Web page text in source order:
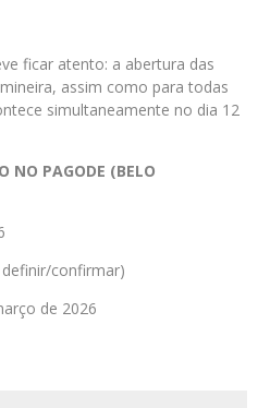
ficar atento: a abertura das
assim como para todas
simultaneamente no dia 12
NO PAGODE (BELO
confirmar)
de 2026